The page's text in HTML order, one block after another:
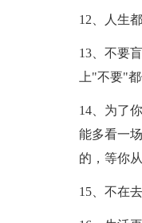
12、人生
13、不要
上"不要"
14、为了
能多看一
的，等你
15、不在